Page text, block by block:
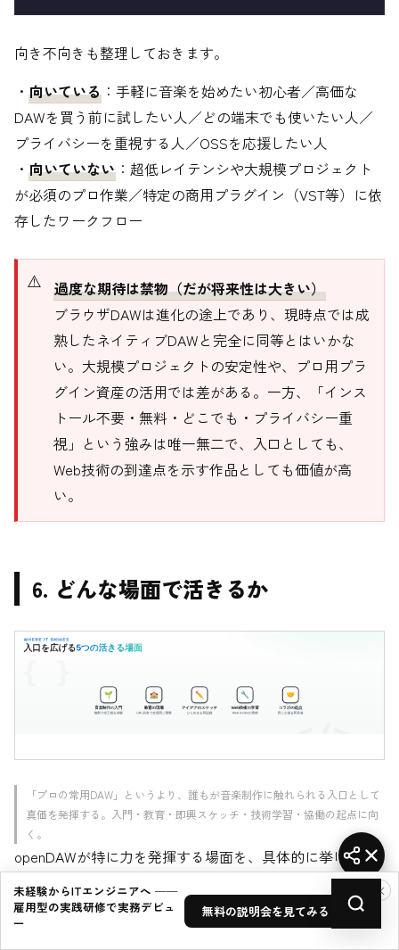
向き不向きも整理しておきます。
・ 向いている ：手軽に音楽を始めたい初心者／高価な
DAWを買う前に試したい人／どの端末でも使いたい人／
プライバシーを重視する人／OSSを応援したい人
・ 向いていない ：超低レイテンシや大規模プロジェクト
が必須のプロ作業／特定の商用プラグイン（VST等）に依
存したワークフロー
過度な期待は禁物（だが将来性は大きい）
ブラウザDAWは進化の途上であり、現時点では成
熟したネイティブDAWと完全に同等とはいかな
い。大規模プロジェクトの安定性や、プロ用プラ
グイン資産の活用では差がある。一方、「インス
トール不要・無料・どこでも・プライバシー重
視」という強みは唯一無二で、入口としても、
Web技術の到達点を示す作品としても価値が高
い。
6. どんな場面で活きるか
「プロの常用DAW」というより、誰もが音楽制作に触れられる入口として
真価を発揮する。入門・教育・即興スケッチ・技術学習・協働の起点に向
く。
openDAWが特に力を発揮する場面を、具体的に挙げてみ
ます。
第一に、 音楽制作の入門
です。 「DAWに興味はあるが、
×
未経験からITエンジニアへ ──
雇用型の実践研修で実務デビュ
ー
無料の説明会を見てみる →